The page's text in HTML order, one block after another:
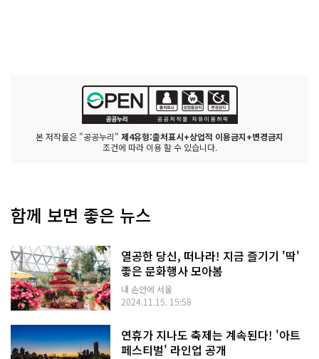
본 저작물은 "공공누리" 제4유형:출처표시+상업적 이용금지+변경금지
조건에 따라 이용 할 수 있습니다.
함께 보면 좋은 뉴스
열공한 당신, 떠나라! 지금 즐기기 '딱'
좋은 문화행사 모아봄
내 손안에 서울
2024.11.15. 15:58
연휴가 지나도 축제는 계속된다! '아트
페스티벌' 라인업 공개